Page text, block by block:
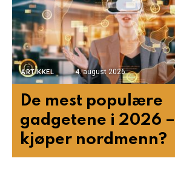
ARTIKKEL 4. august 2026
De mest populære
gadgetene i 2026
kjøper nordmenn?